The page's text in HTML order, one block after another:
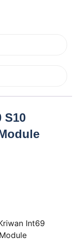
S10
Int69